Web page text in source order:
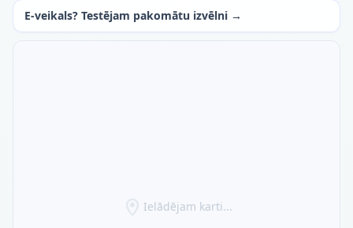
E-veikals? Testējam pakomātu izvēlni →
Ielādējam karti...